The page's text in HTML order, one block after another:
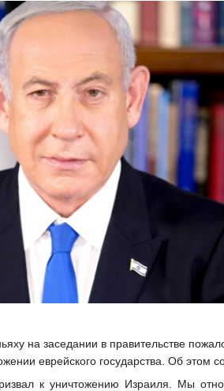
на заседании в правительстве
еврейского государства. Об этом
к уничтожению Израиля. Мы